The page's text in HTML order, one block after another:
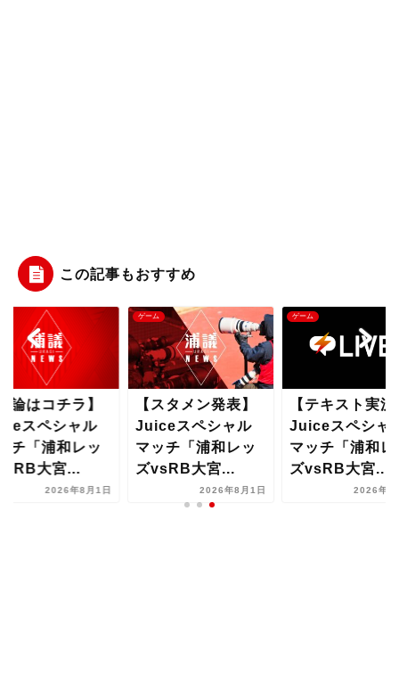
この記事もおすすめ
論はコチラ】
スペシャル
チ「浦和レッ
大宮...
2026年8月1日
ゲーム
【スタメン発表】
Juiceスペシャル
マッチ「浦和レッ
ズvsRB大宮...
2026年8月1日
ゲーム
【テキスト実況
Juiceスペシャ
マッチ「浦和レ
ズvsRB大宮...
2026年8